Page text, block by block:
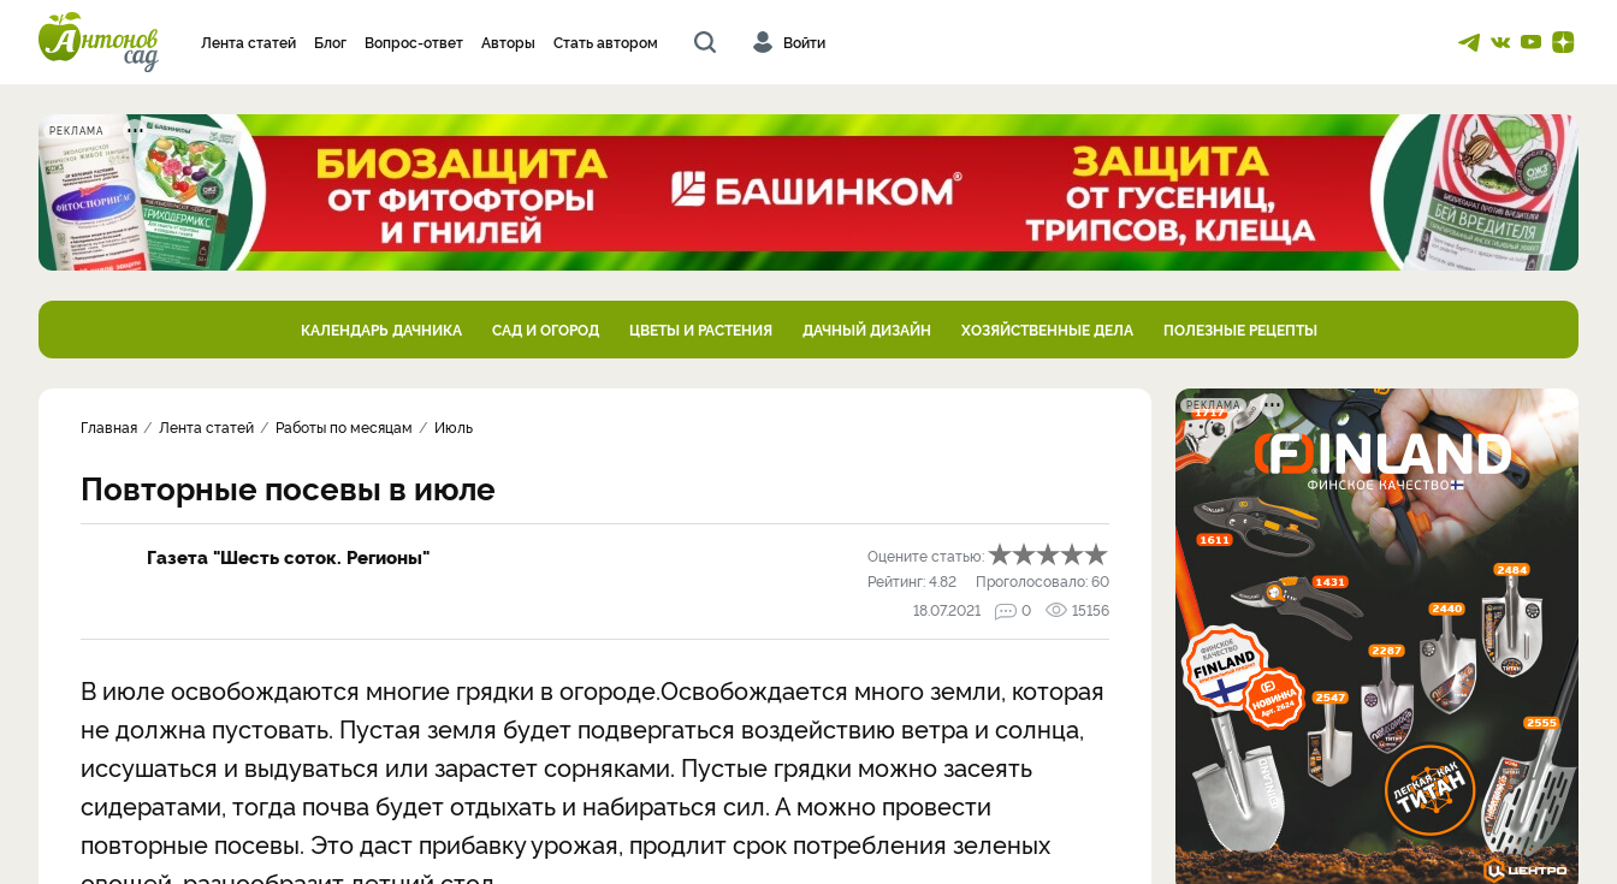
Лента статей Блог Вопрос-ответ Авторы Стать автором Войти
РЕКЛАМА
КАЛЕНДАРЬ ДАЧНИКА САД И ОГОРОД ЦВЕТЫ И РАСТЕНИЯ ДАЧНЫЙ ДИЗАЙН ХОЗЯЙСТВЕННЫЕ ДЕЛА ПОЛЕЗНЫЕ РЕЦЕПТЫ
Главная Лента статей Работы по месяцам Июль
Повторные посевы в июле
Газета "Шесть соток. Регионы"
Оцените статью:
Рейтинг:4.82 Проголосовало:60
18.07.2021
0 15156
В июле освобождаются многие грядки в огороде.Освобождается много земли, которая
не должна пустовать. Пустая земля будет подвергаться воздействию ветра и солнца,
иссушаться и выдуваться или зарастет сорняками. Пустые грядки можно засеять
сидератами, тогда почва будет отдыхать и набираться сил. А можно провести
повторные посевы. Это даст прибавку урожая, продлит срок потребления зеленых
РЕКЛАМА